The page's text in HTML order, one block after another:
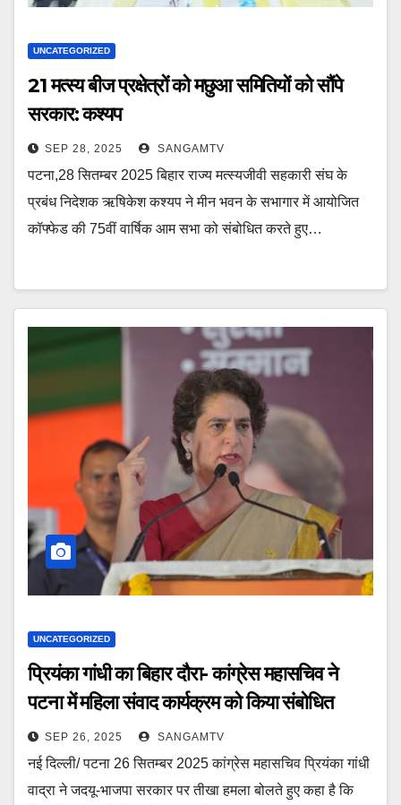
UNCATEGORIZED
21 मत्स्य बीज प्रक्षेत्रों को मछुआ समितियों को सौंपे
सरकार: कश्यप
SEP 28, 2025 SANGAMTV
पटना,28 सितम्बर 2025 बिहार राज्य मत्स्यजीवी सहकारी संघ के
प्रबंध निदेशक ऋषिकेश कश्यप ने मीन भवन के सभागार में आयोजित
कॉफ्फेड की 75वीं वार्षिक आम सभा को संबोधित करते हुए…
UNCATEGORIZED
प्रियंका गांधी का बिहार दौरा- कांग्रेस महासचिव ने
पटना में महिला संवाद कार्यक्रम को किया संबोधित
SEP 26, 2025 SANGAMTV
नई दिल्ली/ पटना 26 सितम्बर 2025 कांग्रेस महासचिव प्रियंका गांधी
वाद्रा ने जदयू-भाजपा सरकार पर तीखा हमला बोलते हुए कहा है कि